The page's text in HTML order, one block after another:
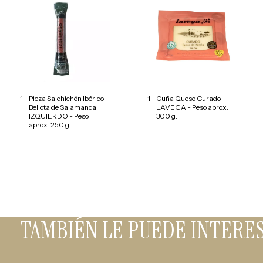
1
Pieza Salchichón Ibérico
Bellota de Salamanca
IZQUIERDO - Peso
aprox. 250 g.
1
Cuña Queso Curado
LAVEGA - Peso aprox.
300 g.
TAMBIÉN LE PUEDE